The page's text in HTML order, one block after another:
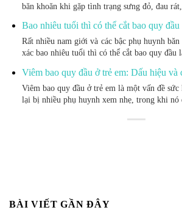
băn khoăn khi gặp tình trạng sưng đỏ, đau
Bao nhiêu tuổi thì có thể cắt bao quy đầu
Rất nhiều nam giới và các bậc phụ huynh
xác bao nhiêu tuổi thì có thể cắt bao quy đầu
Viêm bao quy đầu ở trẻ em: Dấu hiệu và
Viêm bao quy đầu ở trẻ em là một vấn đề
lại bị nhiều phụ huynh xem nhẹ, trong khi nó
BÀI VIẾT GẦN ĐÂY